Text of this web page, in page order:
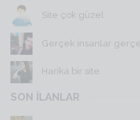
Site çok güzel
Gerçek insanlar
Harika bir site
SON İLANLAR